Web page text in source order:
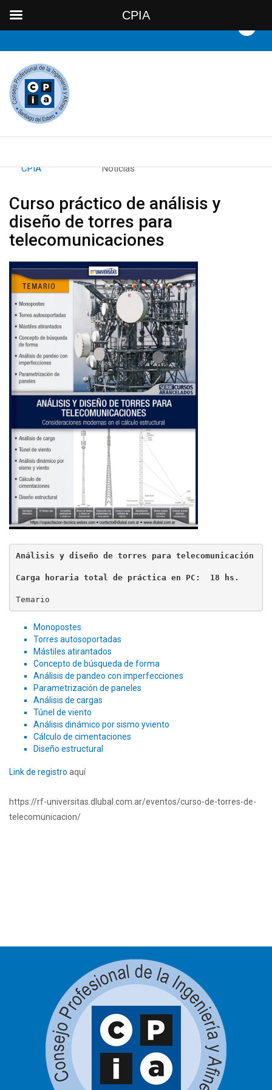
ByCPIA Category: Noticias
Curso práctico de análisis y
diseño de torres para
telecomunicaciones
Análisis y diseño de torres para telecomunicación
Carga horaria total de práctica en PC:  18 hs.
Temario
Monopostes
Torres autosoportadas
Mástiles atirantados
Concepto de búsqueda de forma
Análisis de pandeo con imperfecciones
Parametrización de paneles
Análisis de cargas
Túnel de viento
Análisis dinámico por sismo yviento
Cálculo de cimentaciones
Diseño estructural
Link de registro aquí
https://rf-universitas.dlubal.com.ar/eventos/curso-de-torres-de-
telecomunicacion/
CPIA